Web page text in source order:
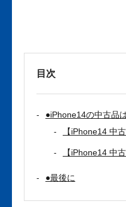
目次
●iPhone14の中古品
【iPhone14 中
【iPhone14 中
●最後に